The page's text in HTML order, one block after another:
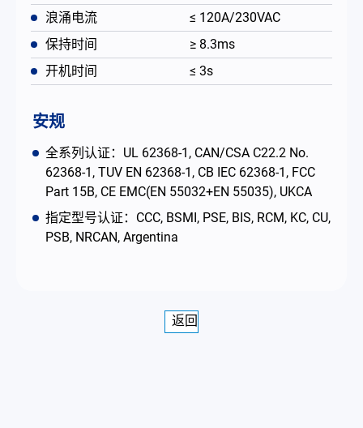
浪涌电流
≤ 120A/230VAC
保持时间
≥ 8.3ms
开机时间
≤ 3s
安规
全系列认证：UL 62368-1, CAN/CSA C22.2 No.
62368-1, TUV EN 62368-1, CB IEC 62368-1, FCC
Part 15B, CE EMC(EN 55032+EN 55035), UKCA
指定型号认证：CCC, BSMI, PSE, BIS, RCM, KC, CU,
PSB, NRCAN, Argentina
返回